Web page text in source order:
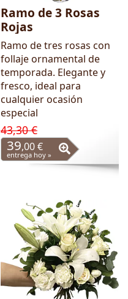
Ramo de 3 Rosas
Rojas
Ramo de tres rosas con
follaje ornamental de
temporada. Elegante y
fresco, ideal para
cualquier ocasión
especial
43,30 €
39,00 €
entrega hoy »